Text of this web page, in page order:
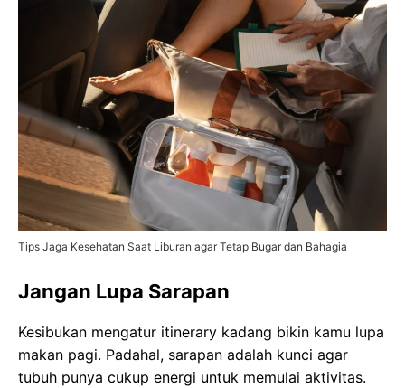
Tips Jaga Kesehatan Saat Liburan agar Tetap Bugar dan Bahagia
Jangan Lupa Sarapan
Kesibukan mengatur itinerary kadang bikin kamu lupa
makan pagi. Padahal, sarapan adalah kunci agar
tubuh punya cukup energi untuk memulai aktivitas.